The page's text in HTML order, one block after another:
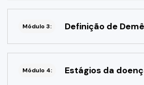
Módulo 3: Definição de
Módulo 4: Estágios da